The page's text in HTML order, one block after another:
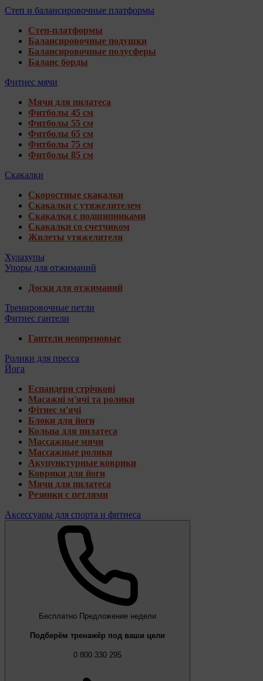
Степ и балансировочные платформы
Степ-платформы
Балансировочные подушки
Балансировочные полусферы
Баланс борды
Фитнес мячи
Мячи для пилатеса
Фитболы 45 см
Фитболы 55 см
Фитболы 65 см
Фитболы 75 см
Фитболы 85 см
Скакалки
Скоростные скакалки
Скакалки с утяжелителем
Скакалки с подшипниками
Скакалки со счетчиком
Жилеты утяжелители
Хулахупы
Упоры для отжиманий
Доски для отжиманий
Тренировочные петли
Фитнес гантели
Гантели неопреновые
Ролики для пресса
Йога
Еспандери стрічкові
Масажні м'ячі та ролики
Фітнес м'ячі
Блоки для йоги
Кольца для пилатеса
Массажные мячи
Массажные ролики
Акупунктурные коврики
Коврики для йоги
Мячи для пилатеса
Резинки с петлями
Аксессуары для спорта и фитнеса
Бесплатно Предложение недели
Подберём тренажёр под ваши цели
0 800 330 295